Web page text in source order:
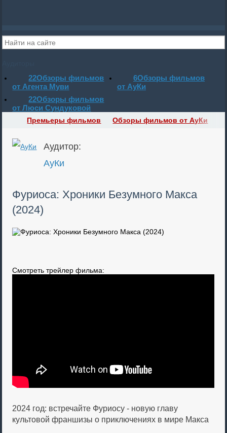
22Обзоры фильмов
от Агента Муви
22Обзоры фильмов
от Люси Сундуковой
6Обзоры фильмов
от АуКи
Премьеры фильмов Обзоры фильмов от АуКи
Аудитор:
АуКи
Фуриоса: Хроники Безумного Макса
(2024)
Смотреть трейлер фильма:
2024 год: встречайте Фуриосу - новую главу
культовой франшизы о приключениях в мире Макса